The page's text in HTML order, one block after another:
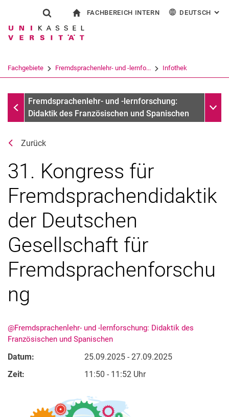
Springe direkt zu: Inhalt
Springe direkt zu: Suche
Springe direkt zu:
Suchformular
Suchbegriff
Suchen (öffnet externen Link in einem
FACHBEREICH INTERN DEUTSCH :
Fachgebiete Fremdsprachenlehr- und -lernfo... Infothek
TermineFremdsprachenlehr- und -lernforschung:
Didaktik des Französischen und Spanischen
Zurück
31. Kongress für
Fremdsprachendidaktik
der Deutschen
Gesellschaft für
Fremdsprachenforschu
ng
@Fremdsprachenlehr- und -lernforschung: Didaktik des
Französischen und Spanischen
Datum:
25.09.2025 - 27.09.2025
Zeit:
11:50 - 11:52 Uhr